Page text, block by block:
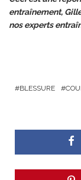
entraînement,
nos experts
BLESSURE